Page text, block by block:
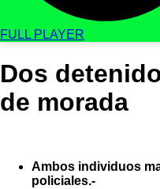
FULL PLAYER
Dos
de morada
Ambos individuos
policiales.-